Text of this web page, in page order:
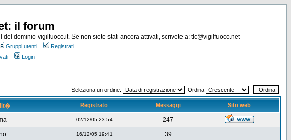
il forum
dominio vigilfuoco.it. Se non siete stati ancora attivati, scrivete a: tlc@vigilfuoco.net
Gruppi utenti
Registrati
Login
Seleziona un ordine: Ordina
Registrato Messaggi Sito web
02/12/05 23:54 247
16/12/05 19:41 39